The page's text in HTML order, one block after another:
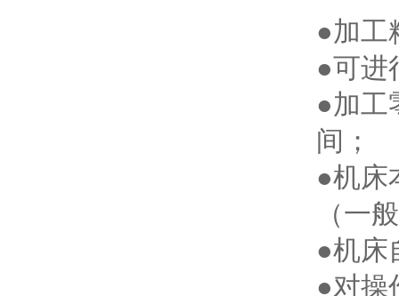
●加工
●可进
●加工
间；
●机床
（一
●机床
●对操